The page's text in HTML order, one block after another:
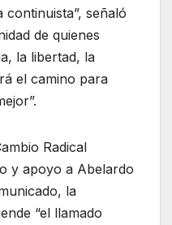
señaló
de quienes
la libertad, la
el camino para
Radical
y apoyo a Abelardo
la
“el llamado